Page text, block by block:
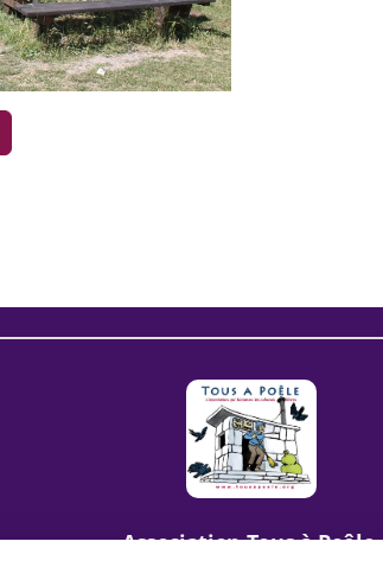
Association Tous à Poêle